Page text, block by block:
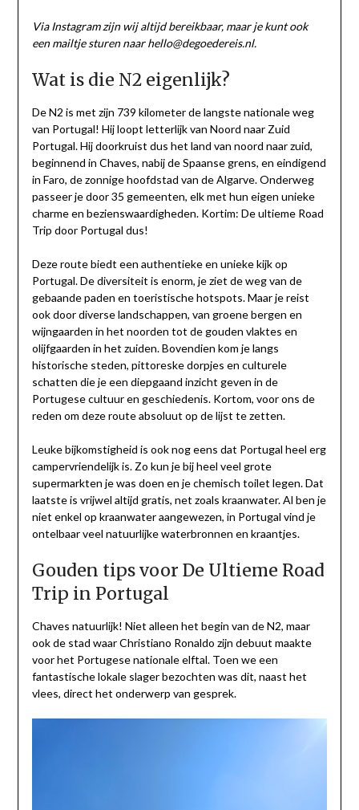
Via Instagram zijn wij altijd bereikbaar, maar je kunt ook
een mailtje sturen naar hello@degoedereis.nl.
Wat is die N2 eigenlijk?
De N2 is met zijn 739 kilometer de langste nationale weg
van Portugal! Hij loopt letterlijk van Noord naar Zuid
Portugal. Hij doorkruist dus het land van noord naar zuid,
beginnend in Chaves, nabij de Spaanse grens, en eindigend
in Faro, de zonnige hoofdstad van de Algarve. Onderweg
passeer je door 35 gemeenten, elk met hun eigen unieke
charme en bezienswaardigheden. Kortim: De ultieme Road
Trip door Portugal dus!
Deze route biedt een authentieke en unieke kijk op
Portugal. De diversiteit is enorm, je ziet de weg van de
gebaande paden en toeristische hotspots. Maar je reist
ook door diverse landschappen, van groene bergen en
wijngaarden in het noorden tot de gouden vlaktes en
olijfgaarden in het zuiden. Bovendien kom je langs
historische steden, pittoreske dorpjes en culturele
schatten die je een diepgaand inzicht geven in de
Portugese cultuur en geschiedenis. Kortom, voor ons de
reden om deze route absoluut op de lijst te zetten.
Leuke bijkomstigheid is ook nog eens dat Portugal heel erg
campervriendelijk is. Zo kun je bij heel veel grote
supermarkten je was doen en je chemisch toilet legen. Dat
laatste is vrijwel altijd gratis, net zoals kraanwater. Al ben je
niet enkel op kraanwater aangewezen, in Portugal vind je
ontelbaar veel natuurlijke waterbronnen en kraantjes.
Gouden tips voor De Ultieme Road
Trip in Portugal
Chaves natuurlijk! Niet alleen het begin van de N2, maar
ook de stad waar Christiano Ronaldo zijn debuut maakte
voor het Portugese nationale elftal. Toen we een
fantastische lokale slager bezochten was dit, naast het
vlees, direct het onderwerp van gesprek.